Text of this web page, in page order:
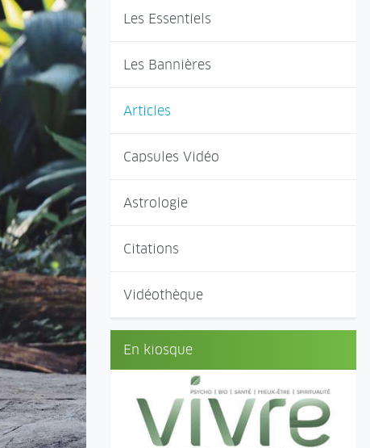
Les Essentiels
Les Bannières
Articles
Capsules Vidéo
Astrologie
Citations
Vidéothèque
En kiosque